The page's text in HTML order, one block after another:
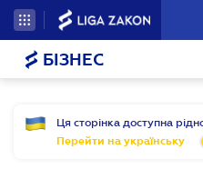
БІЗНЕС
Ця сторінка доступна
Перейти на українську